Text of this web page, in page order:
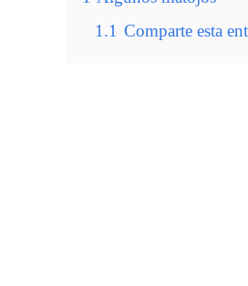
1.1 Comparte esta